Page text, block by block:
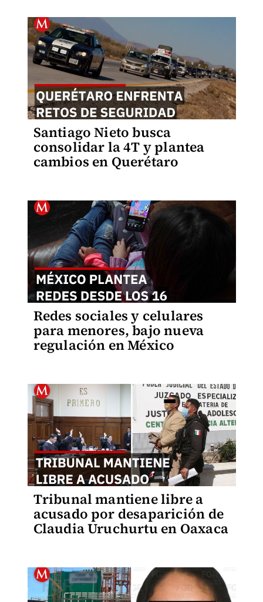
Santiago Nieto busca
consolidar la 4T y plantea
cambios en Querétaro
Redes sociales y celulares
para menores, bajo nueva
regulación en México
Tribunal mantiene libre a
acusado por desaparición de
Claudia Uruchurtu en Oaxaca